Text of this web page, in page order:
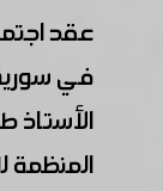
عقد
في
الأستاذ
المنظمة